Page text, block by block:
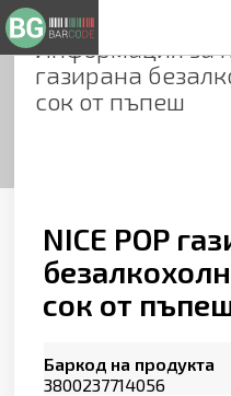
Информация за
газирана
сок от пъпеш
NICE POP
сок от
Баркод на продукта
3800237714056
Декларация